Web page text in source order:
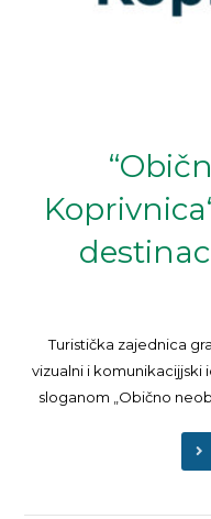
Turistička zajednica
vizualni i
sloganom „Obično